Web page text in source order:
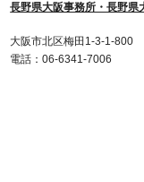
長野県大阪事務所・長野県
大阪市北区梅田1-3-1-800
電話：06-6341-7006